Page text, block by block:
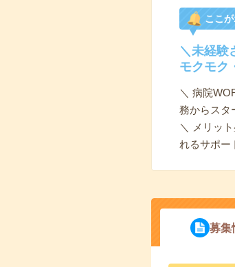
ここが
＼未経験
モクモク
＼ 病院
務からスタ
＼ メリッ
れるサポー
募集